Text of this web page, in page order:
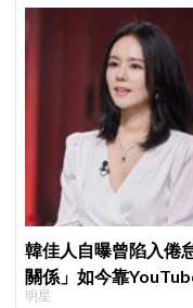
韓佳人自曝曾陷入倦
關係」如今靠
明星